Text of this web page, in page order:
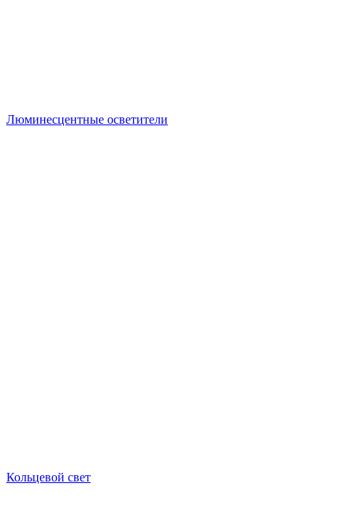
Люминесцентные осветители
Кольцевой свет